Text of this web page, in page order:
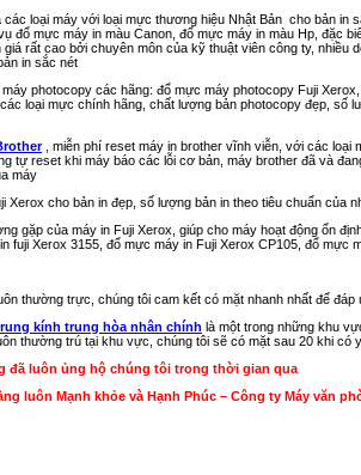
loại máy với loại mực thương hiệu Nhật Bản cho bản in
đổ mực máy in màu Canon, đổ mực máy in màu Hp, đặc
rất cao bởi chuyên môn của kỹ thuật viên công ty, nhiều
in sắc nét
photocopy các hãng: đổ mực máy photocopy Fuji
loại mực chính hãng, chất lượng bản photocopy đẹp, số
, miễn phí reset máy in brother vĩnh viễn, với các loại
tự reset khi máy báo các lỗi cơ bản, máy brother đã và
máy
Xerox cho bản in đẹp, số lượng bản in theo tiêu chuẩn của
gặp của máy in Fuji Xerox, giúp cho máy hoạt động ổn
fuji Xerox 3155, đổ mực máy in Fuji Xerox CP105, đổ mực
thường trực, chúng tôi cam kết có mặt nhanh nhất để
kính trung hòa nhân chính là một trong những khu
thường trú tại khu vực, chúng tôi sẽ có mặt sau 20 khi có
đã luôn ủng hộ chúng tôi trong thời gian qua
luôn Mạnh khỏe và Hạnh Phúc – Công ty Máy văn